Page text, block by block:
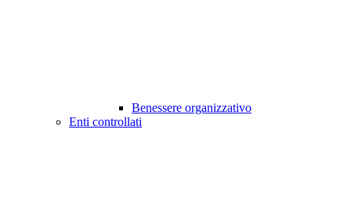
Benessere organizzativo
Enti controllati